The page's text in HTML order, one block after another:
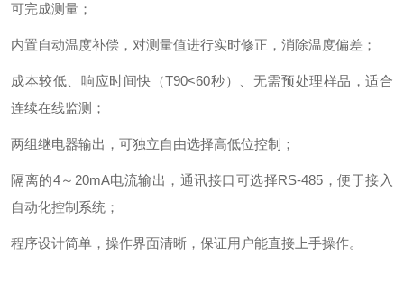
可完成测量；
内置自动温度补偿，对测量值进行实时修正，消除温度偏差；
成本较低、响应时间快（T90<60秒）、无需预处理样品，适合
连续在线监测；
两组继电器输出，可独立自由选择高低位控制；
隔离的4～20mA电流输出，通讯接口可选择RS-485，便于接入
自动化控制系统；
程序设计简单，操作界面清晰，保证用户能直接上手操作。